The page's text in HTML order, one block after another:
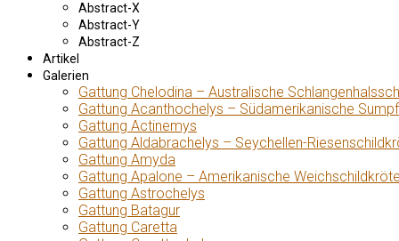
Abstract-X
Abstract-Y
Abstract-Z
Artikel
Galerien
Gattung Chelodina – Australische
Gattung Acanthochelys – Südamerikanische
Gattung Actinemys
Gattung Aldabrachelys – Seychellen-
Gattung Amyda
Gattung Apalone – Amerikanische
Gattung Astrochelys
Gattung Batagur
Gattung Caretta